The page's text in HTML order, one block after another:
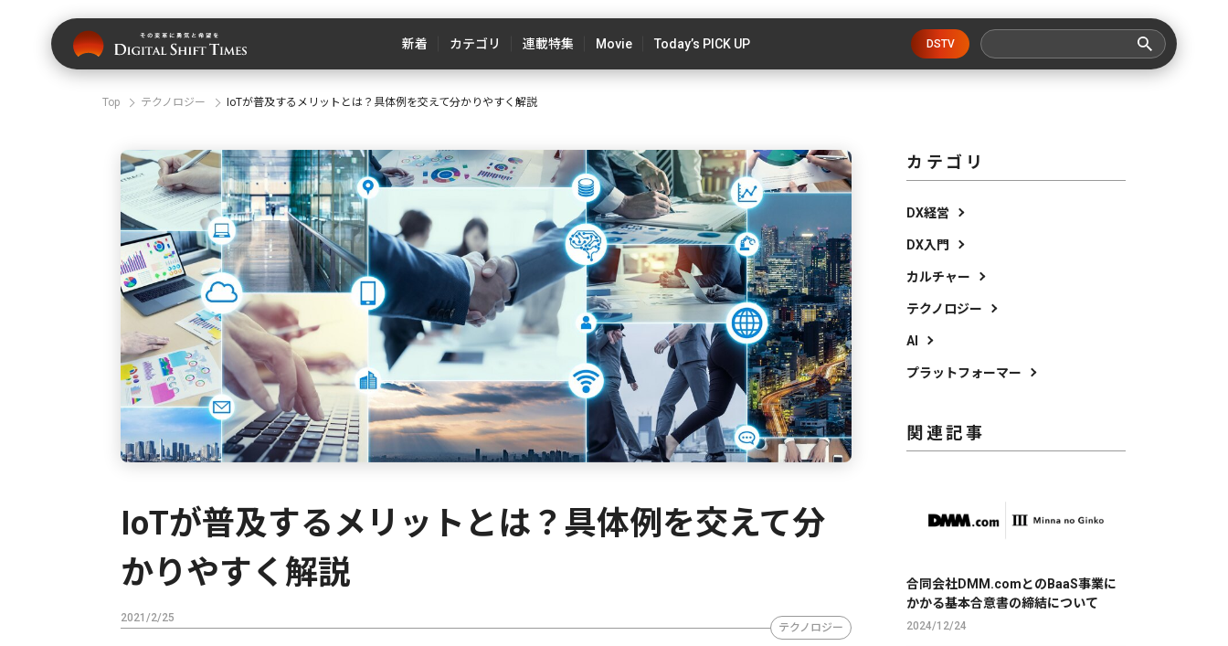
新着 カテゴリ 連載特集 Movie Today’s PICK UP DSTV
Top テクノロジー IoTが普及するメリットとは？具体例を交えて分かりやすく解説
IoTが普及するメリットとは？具体例を交えて分
かりやすく解説
2021/2/25
テクノロジー
カテゴリ
DX経営
DX入門
カルチャー
テクノロジー
AI
プラットフォーマー
関連記事
合同会社DMM.comとのBaaS事業に
かかる基本合意書の締結について
2024/12/24